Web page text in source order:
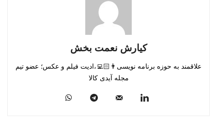
کیارش نعمت بخش
علاقمند به حوزه برنامه نویسی👨🏻‍💻،ادیت فیلم و عکس؛ عضو تیم
مجله آیدی کالا